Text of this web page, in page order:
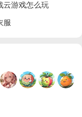
云游戏怎么玩
服